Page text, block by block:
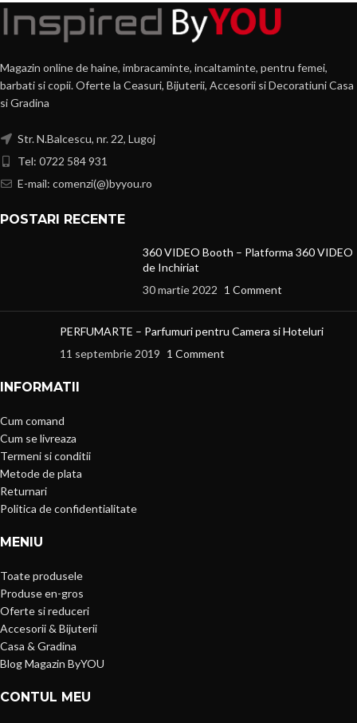
Magazin online de haine, imbracaminte, incaltaminte, pentru femei,
barbati si copii. Oferte la Ceasuri, Bijuterii, Accesorii si Decoratiuni Casa
si Gradina
Str. N.Balcescu, nr. 22, Lugoj
Tel: 0722 584 931
E-mail: comenzi(@)byyou.ro
POSTARI RECENTE
360 VIDEO Booth – Platforma 360 VIDEO
de Inchiriat
30 martie 2022 1 Comment
PERFUMARTE – Parfumuri pentru Camera si Hoteluri
11 septembrie 2019 1 Comment
INFORMATII
Cum comand
Cum se livreaza
Termeni si conditii
Metode de plata
Returnari
Politica de confidentialitate
MENIU
Toate produsele
Produse en-gros
Oferte si reduceri
Accesorii & Bijuterii
Casa & Gradina
Blog Magazin ByYOU
CONTUL MEU